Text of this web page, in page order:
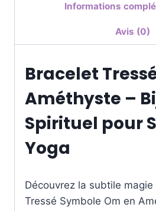
Informations
Avis (0)
Bracelet
Améthyste –
Spirituel pour
Yoga
Découvrez la subtile magie
Tressé Symbole Om en